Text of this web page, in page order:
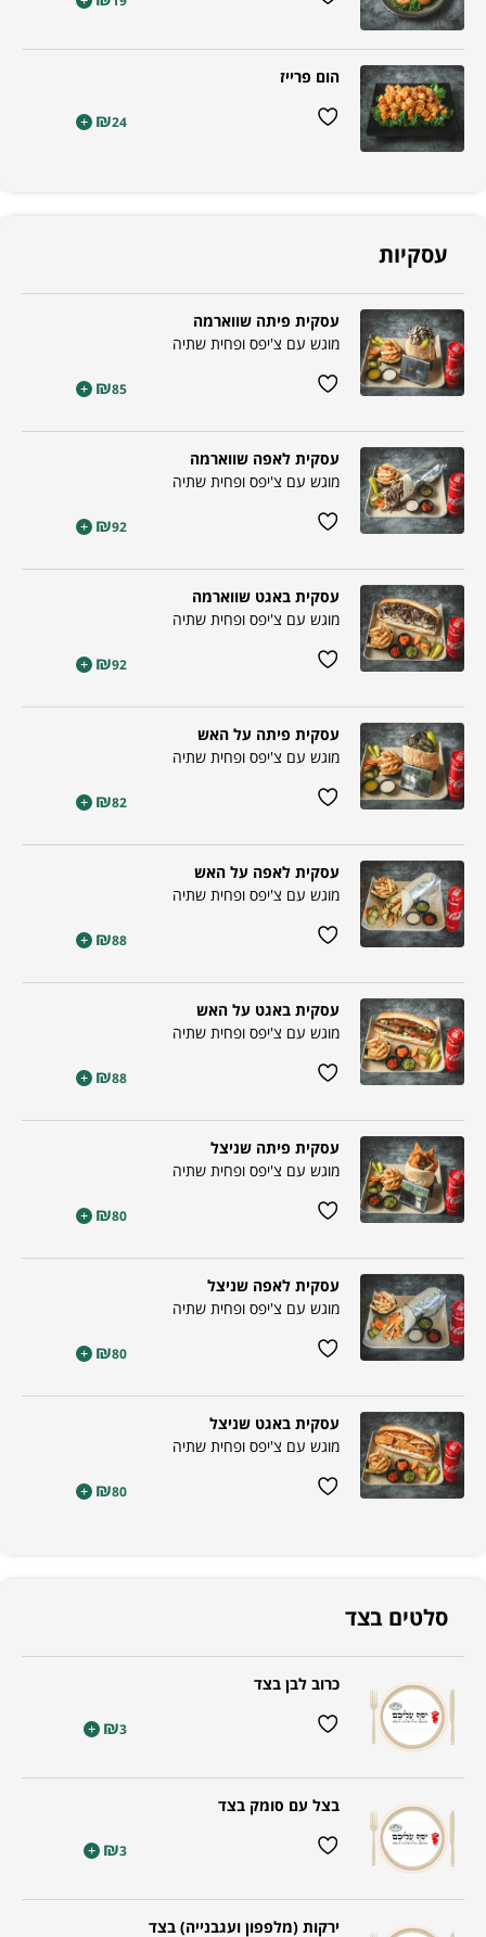
הום פרייז
₪24
+
עסקיות
עסקית פיתה שווארמה
מוגש עם צ'יפס ופחית שתיה
₪85
+
עסקית לאפה שווארמה
מוגש עם צ'יפס ופחית שתיה
₪92
+
עסקית באגט שווארמה
מוגש עם צ'יפס ופחית שתיה
₪92
+
עסקית פיתה על האש
מוגש עם צ'יפס ופחית שתיה
₪82
+
עסקית לאפה על האש
מוגש עם צ'יפס ופחית שתיה
₪88
+
עסקית באגט על האש
מוגש עם צ'יפס ופחית שתיה
₪88
+
עסקית פיתה שניצל
מוגש עם צ'יפס ופחית שתיה
₪80
+
עסקית לאפה שניצל
מוגש עם צ'יפס ופחית שתיה
₪80
+
עסקית באגט שניצל
מוגש עם צ'יפס ופחית שתיה
₪80
+
סלטים בצד
כרוב לבן בצד
₪3
+
בצל עם סומק בצד
₪3
+
ירקות (מלפפון ועגבנייה) בצד